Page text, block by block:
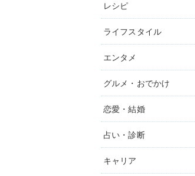
レシピ
ライフスタイル
エンタメ
グルメ・おでかけ
恋愛・結婚
占い・診断
キャリア